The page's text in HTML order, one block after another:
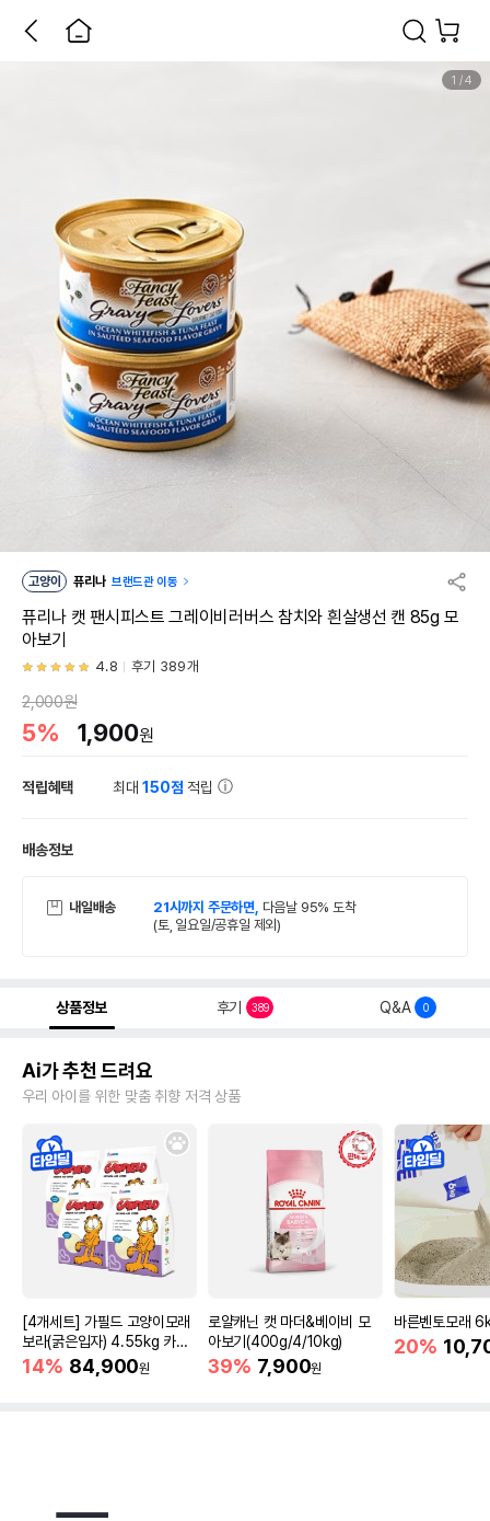
1 /4
고양이 퓨리나 브랜드관 이동
퓨리나 캣 팬시피스트 그레이비러버스 참치와 흰살생선 캔 85g 모
아보기
4.8 후기 389개
2,000원
5% 1,900원
적립혜택 최대150점 적립
배송정보
내일배송 21시까지 주문하면, 다음날 95% 도착
(토, 일요일/공휴일 제외)
상품정보 후기 389 Q&A 0
Ai가 추천 드려요
우리 아이를 위한 맞춤 취향 저격 상품
[4개세트] 가필드 고양이모래
보라(굵은입자) 4.55kg 카사
바모래
14% 84,900원
로얄캐닌 캣 마더&베이비 모
아보기(400g/4/10kg)
39% 7,900원
바른벤토모래
20%